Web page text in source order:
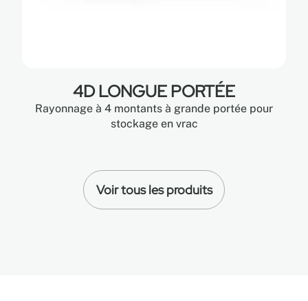
4D LONGUE PORTÉE
Rayonnage à 4 montants à grande portée pour
stockage en vrac
Voir tous les produits